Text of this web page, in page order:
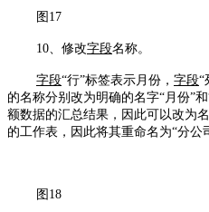
图17
10、修改字段名称。
字段“行”标签表示月份， 字段“
的名称分别改为明确的名字“月份”和
额数据的汇总结果，因此可以改为名
的工作表，因此将其重命名为“分公
图18